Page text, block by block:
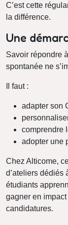
C’est cette
la différence.
Une
Savoir répondre
spontanée ne
Il faut :
adapter son
comprendre
adopter une
Chez Alticome,
d’ateliers dédiés
étudiants
gagner en
candidatures.